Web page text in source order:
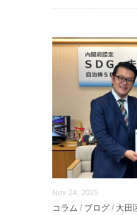
Nov 24, 2025
コラム / ブログ / 大田